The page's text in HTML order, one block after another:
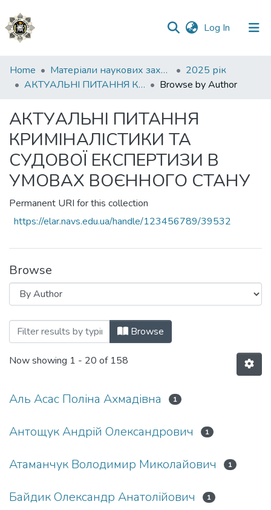
Log In (current)
Communities
&
All of DSpace
Home Матеріали наукових заходів
2025 рік
АКТУАЛЬНІ ПИТАННЯ КРИМІНАЛІСТИКИ ТА СУДОВОЇ ЕКСПЕРТИЗИ В УМОВАХ ВОЄННОГО СТАНУ
Browse by Author
АКТУАЛЬНІ ПИТАННЯ
КРИМІНАЛІСТИКИ ТА
СУДОВОЇ ЕКСПЕРТИЗИ В
УМОВАХ ВОЄННОГО СТАНУ
Permanent URI for this collection
https://elar.navs.edu.ua/handle/123456789/39532
Browse
Browsing АКТУАЛЬНІ ПИТАННЯ
Browse
Now showing 1 - 20 of 158
Аль Асас Поліна Ахмадівна 1
Антощук Андрій Олександрович 1
Атаманчук Володимир Миколайович 1
Байдик Олександр Анатолійович 1